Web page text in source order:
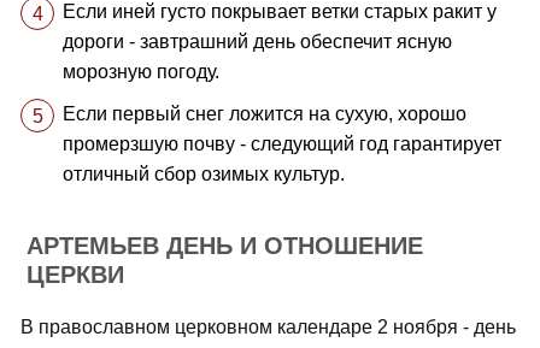
Если иней густо покрывает ветки старых ракит у
дороги - завтрашний день обеспечит ясную
морозную погоду.
Если первый снег ложится на сухую, хорошо
промерзшую почву - следующий год гарантирует
отличный сбор озимых культур.
АРТЕМЬЕВ ДЕНЬ И ОТНОШЕНИЕ
ЦЕРКВИ
В православном церковном календаре 2 ноября - день